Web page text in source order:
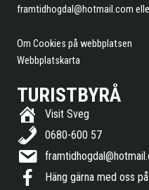
framtidhogdal@hotmail.com
Om Cookies på webbplatsen
Webbplatskarta
TURISTBYRÅ
Visit Sveg
0680-600 57
Häng gärna med oss